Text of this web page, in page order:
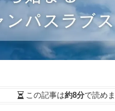
この記事は約8分で読めま